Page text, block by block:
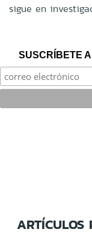
sigue en
SUSCRÍBETE
ARTÍCULOS